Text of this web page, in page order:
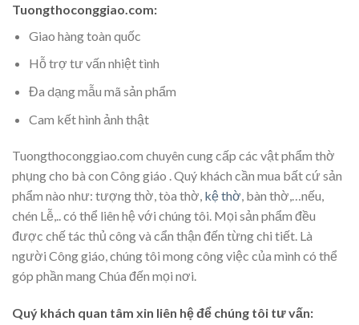
Tuongthoconggiao.com:
Giao hàng toàn quốc
Hỗ trợ tư vấn nhiệt tình
Đa dạng mẫu mã sản phẩm
Cam kết hình ảnh thật
Tuongthoconggiao.com chuyên cung cấp các vật phẩm thờ
phụng cho bà con Công giáo . Quý khách cần mua bất cứ sản
phẩm nào như: tượng thờ, tòa thờ, kệ thờ, bàn thờ,…nếu,
chén Lễ,.. có thể liên hệ với chúng tôi. Mọi sản phẩm đều
được chế tác thủ công và cẩn thận đến từng chi tiết. Là
người Công giáo, chúng tôi mong công việc của mình có thể
góp phần mang Chúa đến mọi nơi.
Quý khách quan tâm xin liên hệ để chúng tôi tư vấn: